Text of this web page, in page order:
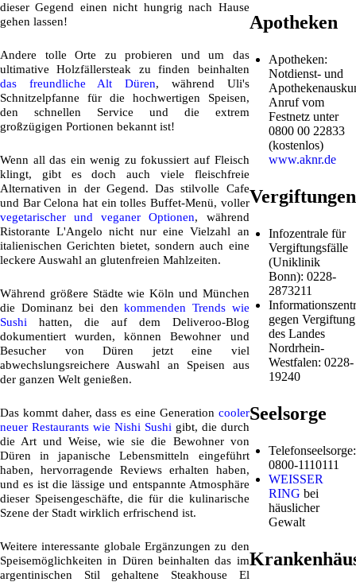
dieser Gegend einen nicht hungrig nach Hause
gehen lassen!
Andere tolle Orte zu probieren und um das
ultimative Holzfällersteak zu finden beinhalten
das freundliche Alt Düren, während Uli's
Schnitzelpfanne für die hochwertigen Speisen,
den schnellen Service und die extrem
großzügigen Portionen bekannt ist!
Wenn all das ein wenig zu fokussiert auf Fleisch
klingt, gibt es doch auch viele fleischfreie
Alternativen in der Gegend. Das stilvolle Cafe
und Bar Celona hat ein tolles Buffet-Menü, voller
vegetarischer und veganer Optionen, während
Ristorante L'Angelo nicht nur eine Vielzahl an
italienischen Gerichten bietet, sondern auch eine
leckere Auswahl an glutenfreien Mahlzeiten.
Während größere Städte wie Köln und München
die Dominanz bei denkommenden Trends wie
Sushi hatten, die auf dem Deliveroo-Blog
dokumentiert wurden, können Bewohner und
Besucher von Düren jetzt eine viel
abwechslungsreichere Auswahl an Speisen aus
der ganzen Welt genießen.
Das kommt daher, dass es eine Generation cooler
neuer Restaurants wie Nishi Sushi gibt, die durch
die Art und Weise, wie sie die Bewohner von
Düren in japanische Lebensmitteln eingeführt
haben, hervorragende Reviews erhalten haben,
und es ist die lässige und entspannte Atmosphäre
dieser Speisengeschäfte, die für die kulinarische
Szene der Stadt wirklich erfrischend ist.
Weitere interessante globale Ergänzungen zu den
Speisemöglichkeiten in Düren beinhalten das im
argentinischen Stil gehaltene Steakhouse El
Apotheken
Apotheken:
Notdienst- und
Anruf vom
Festnetz unter
0800 00 22833
(kostenlos)
www.aknr.de
Vergiftungen
Infozentrale für
Vergiftungsfälle
(Uniklinik
Bonn): 0228-
2873211
gegen Vergiftung
des Landes
Nordrhein-
Westfalen: 0228-
19240
Seelsorge
Telefonseelsorge:
0800-1110111
WEISSER
RING bei
häuslicher
Gewalt